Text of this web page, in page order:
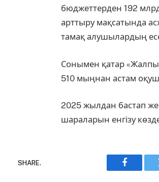
бюджеттерден 192
арттыру мақсатында
тамақ алушылардың
Сонымен қатар
510 мыңнан астам
2025 жылдан бастап
шараларын енгізу
SHARE.
Facebook